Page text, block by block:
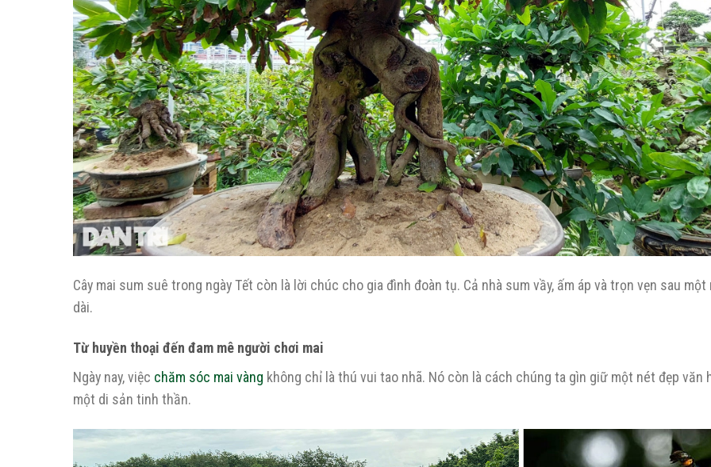
Cây mai sum suê trong ngày Tết còn là lời chúc cho gia đình đoàn tụ. Cả nhà sum vầy, ấm áp và trọn vẹn sau một
dài.
Từ huyền thoại đến đam mê người chơi mai
Ngày nay, việc chăm sóc mai vàng không chỉ là thú vui tao nhã. Nó còn là cách chúng ta gìn giữ một nét đẹp văn
một di sản tinh thần.